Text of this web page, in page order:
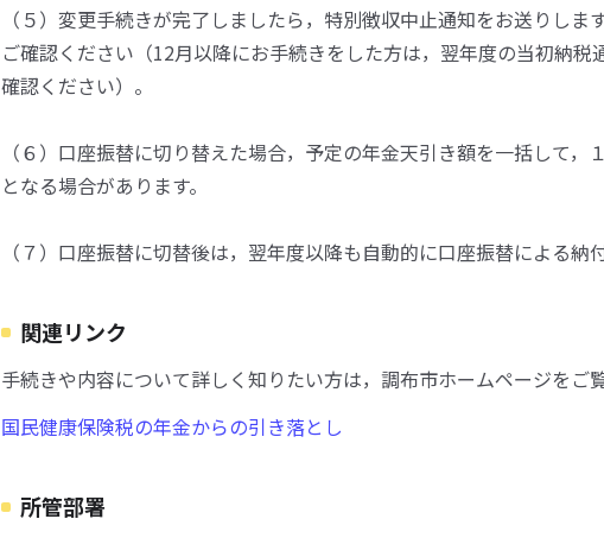
（５）変更手続きが完了しましたら，特別徴収中止通知をお送りしま
ご確認ください（12月以降にお手続きをした方は，翌年度の当初納税
確認ください）。
（６）口座振替に切り替えた場合，予定の年金天引き額を一括して，
となる場合があります。
（７）口座振替に切替後は，翌年度以降も自動的に口座振替による納
関連リンク
手続きや内容について詳しく知りたい方は，調布市ホームページをご
国民健康保険税の年金からの引き落とし
所管部署